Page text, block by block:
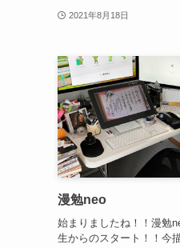
2021年8月18日
漫勉neo
始まりましたね！！漫勉
生からのスタート！！今